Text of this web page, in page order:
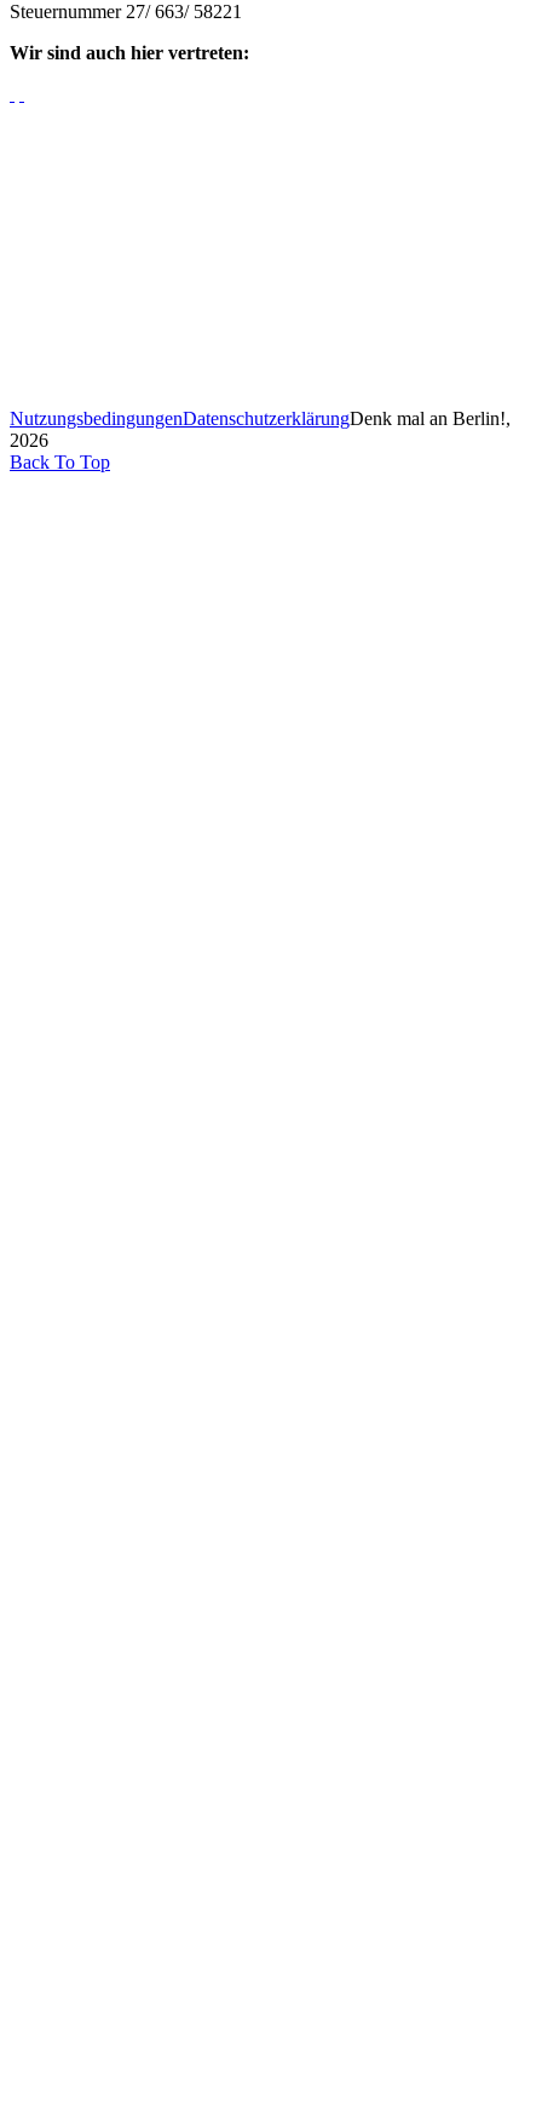
Steuernummer 27/ 663/ 58221
Wir sind auch hier vertreten:
NutzungsbedingungenDatenschutzerklärungDenk mal an Berlin!,
2026
Back To Top